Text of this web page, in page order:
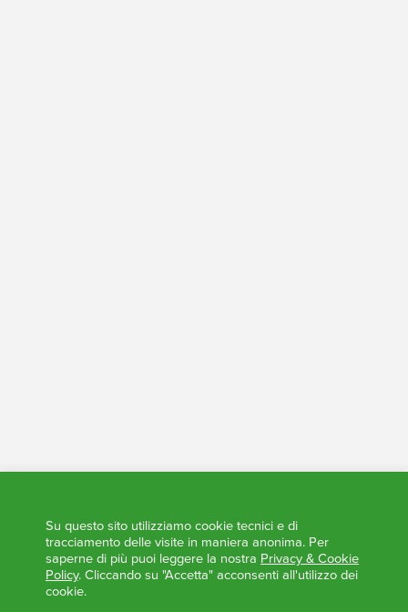
Elezioni Trasparenti
Su questo sito utilizziamo cookie tecnici e di
tracciamento delle visite in maniera anonima. Per
saperne di più puoi leggere la nostra Privacy & Cookie
Policy. Cliccando su "Accetta" acconsenti all'utilizzo dei
cookie.